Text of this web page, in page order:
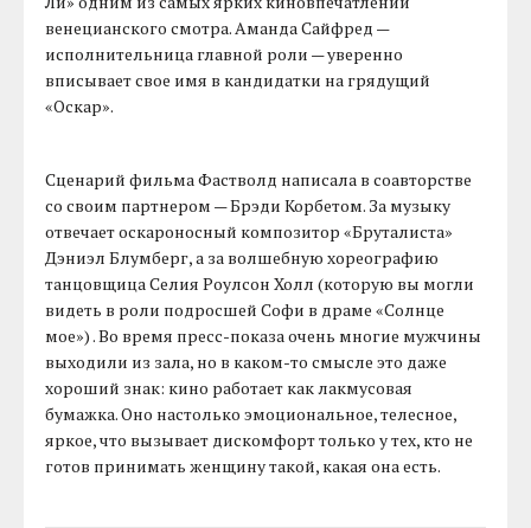
венецианского смотра. Аманда Сайфред —
исполнительница главной роли — уверенно
вписывает свое имя в кандидатки на грядущий
«Оскар».
Сценарий фильма Фастволд написала в соавторстве
со своим партнером — Брэди Корбетом. За музыку
отвечает оскароносный композитор «Бруталиста»
Дэниэл Блумберг, а за волшебную хореографию
танцовщица Селия Роулсон Холл (которую вы могли
видеть в роли подросшей Софи в драме «Солнце
мое») . Во время пресс-показа очень многие мужчины
выходили из зала, но в каком-то смысле это даже
хороший знак: кино работает как лакмусовая
бумажка. Оно настолько эмоциональное, телесное,
яркое, что вызывает дискомфорт только у тех, кто не
готов принимать женщину такой, какая она есть.